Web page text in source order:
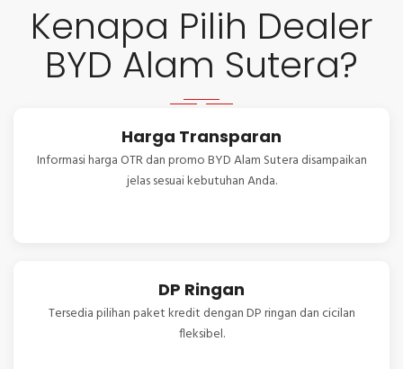
Kenapa Pilih Dealer
BYD Alam Sutera?
Harga Transparan
Informasi harga OTR dan promo BYD Alam Sutera disampaikan
jelas sesuai kebutuhan Anda.
DP Ringan
Tersedia pilihan paket kredit dengan DP ringan dan cicilan
fleksibel.